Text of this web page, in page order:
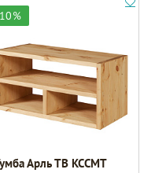
Арль ТВ KCCMT